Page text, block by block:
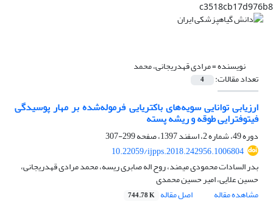
c3518cb17d976b8
نویسنده =مرادی قهدریجانی، محمد
تعداد مقالات: 4
ارزیابی توانایی سویه‌های باکتریایی فرموله‌شده بر مهار پوسیدگی
فیتوفترایی طوقه و ریشه پسته
دوره 49، شماره 2، اسفند 1397، صفحه
299-307
10.22059/ijpps.2018.242956.1006804
بدر السادات محمودی میمند، روح اله صابری ریسه، محمد مرادی قهدریجانی،
حسین علایی، امیر حسین محمدی
مشاهده مقاله
اصل مقاله 744.78 K